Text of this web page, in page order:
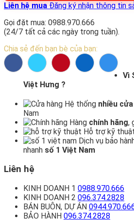
Liên hệ mua Đăng ký nhận thông tin
Gọi đặt mua: 0988.970.666
(24/7 tất cả các ngày trong tuần).
Chia sẻ đến bạn bè của bạn:
Vì
Việt Hưng ?
Hệ thống nhiều
Nam
Hàng chính hãng,
Hỗ trợ kỹ
Dịch vụ bảo
nhanh số 1 Việt Nam
Liên hệ
KINH DOANH 1 0988.970.666
KINH DOANH 2 096.374.2828
BÁN BUÔN, DỰ ÁN
BẢO HÀNH 096.374.2828